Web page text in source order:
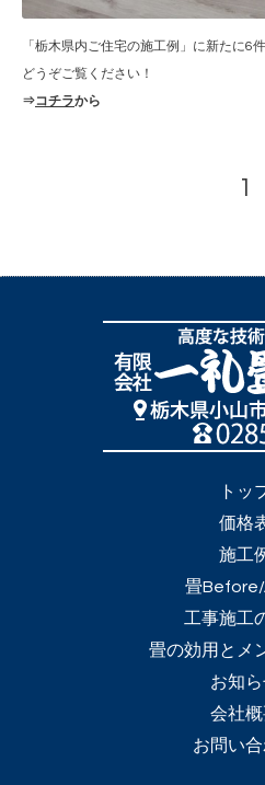
「栃木県内ご住宅の施工例」に新たに6
どうぞご覧ください！
⇒コチラから
1
トッ
価格
施工
畳
工事施工
畳の効用とメ
お知
会社
お問い